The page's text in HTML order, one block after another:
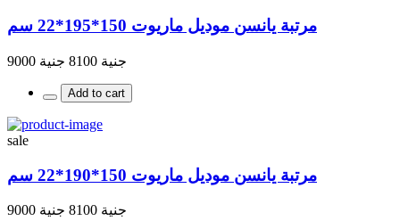
مرتبة يانسن موديل ماريوت 150*195*22 سم
جنية 8100 جنية 9000
Add to cart
sale
مرتبة يانسن موديل ماريوت 150*190*22 سم
جنية 8100 جنية 9000